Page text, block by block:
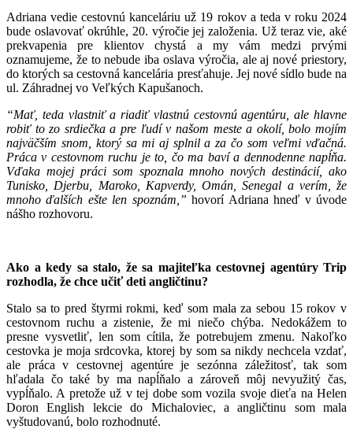
Adriana vedie cestovnú kanceláriu už 19 rokov a teda v roku 2024
bude oslavovať okrúhle, 20. výročie jej založenia. Už teraz vie, aké
prekvapenia pre klientov chystá a my vám medzi prvými
oznamujeme, že to nebude iba oslava výročia, ale aj nové priestory,
do ktorých sa cestovná kancelária presťahuje. Jej nové sídlo bude na
ul. Záhradnej vo Veľkých Kapušanoch.
“Mať, teda vlastniť a riadiť vlastnú cestovnú agentúru, ale hlavne
robiť to zo srdiečka a pre ľudí v našom meste a okolí, bolo mojím
najväčším snom, ktorý sa mi aj splnil a za čo som veľmi vďačná.
Práca v cestovnom ruchu je to, čo ma baví a dennodenne napĺňa.
Vďaka mojej práci som spoznala mnoho nových destinácií, ako
Tunisko, Djerbu, Maroko, Kapverdy, Omán, Senegal a verím, že
mnoho ďalších ešte len spoznám,” hovorí Adriana hneď v úvode
nášho rozhovoru.
Ako a kedy sa stalo, že sa majiteľka cestovnej agentúry Trip
rozhodla, že chce učiť deti angličtinu?
Stalo sa to pred štyrmi rokmi, keď som mala za sebou 15 rokov v
cestovnom ruchu a zistenie, že mi niečo chýba. Nedokážem to
presne vysvetliť, len som cítila, že potrebujem zmenu. Nakoľko
cestovka je moja srdcovka, ktorej by som sa nikdy nechcela vzdať,
ale práca v cestovnej agentúre je sezónna záležitosť, tak som
hľadala čo také by ma napĺňalo a zároveň môj nevyužitý čas,
vypĺňalo. A pretože už v tej dobe som vozila svoje dieťa na Helen
Doron English lekcie do Michaloviec, a angličtinu som mala
vyštudovanú, bolo rozhodnuté.